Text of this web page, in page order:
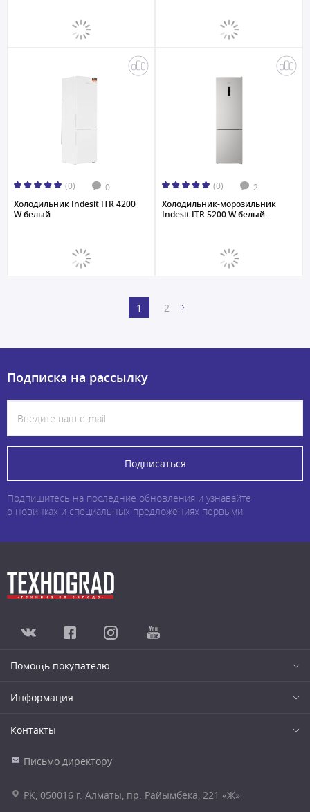
(0) 0
Холодильник Indesit ITR 4200
W белый
(0) 2
Холодильник-морозильник
Indesit ITR 5200 W белый...
1 2
Подписка на рассылку
Подписаться
Подпишитесь на последние обновления и узнавайте
о новинках и специальных предложениях первыми
Помощь покупателю
Информация
Контакты
Письмо директору
РК, 050016 г. Алматы, пр. Райымбека, 221 «Ж»